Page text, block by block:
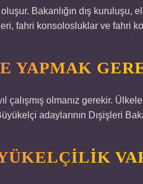
Bakanlığın dış kuruluşu,
fahri konsolosluklar ve fahri
YAPMAK
olmanız gerekir.
adaylarının Dışişleri